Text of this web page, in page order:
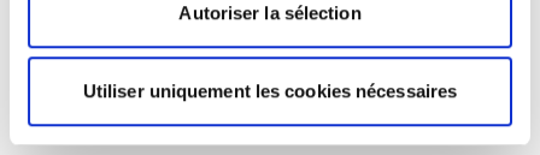
Autoriser la sélection
Utiliser uniquement les cookies nécessaires